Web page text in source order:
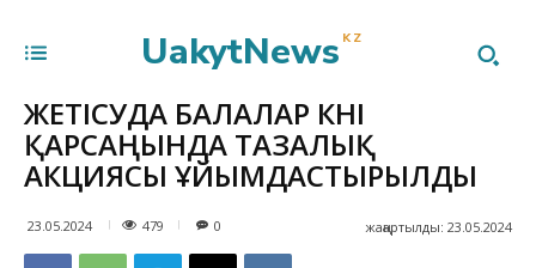
UakytNews KZ
ЖЕТІСУДА БАЛАЛАР КҮНІ
ҚАРСАҢЫНДА ТАЗАЛЫҚ
АКЦИЯСЫ ҰЙЫМДАСТЫРЫЛДЫ
23.05.2024 479 жаңартылды: 23.05.2024
0